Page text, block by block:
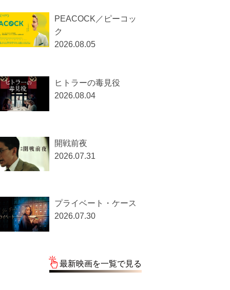
PEACOCK／ピーコッ
ク
2026.08.05
ヒトラーの毒見役
2026.08.04
開戦前夜
2026.07.31
プライベート・ケース
2026.07.30
最新映画を一覧で見る